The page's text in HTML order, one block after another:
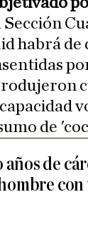
Sección
habrá
de
de
con